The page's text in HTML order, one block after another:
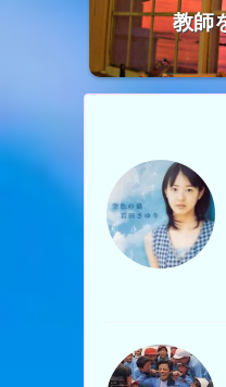
教師